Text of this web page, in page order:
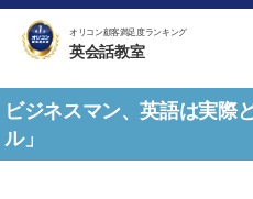
オリコン顧客満足度ランキング
英会話教室
ビジネスマン、英語は実
ル」